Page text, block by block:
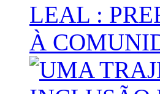
LEAL :
À